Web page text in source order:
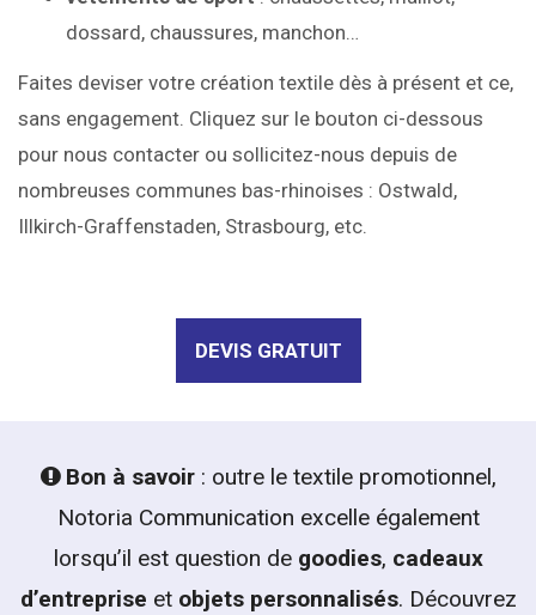
dossard, chaussures, manchon…
Faites deviser votre création textile dès à présent et ce,
sans engagement. Cliquez sur le bouton ci-dessous
pour nous contacter ou sollicitez-nous depuis de
nombreuses communes bas-rhinoises : Ostwald,
Illkirch-Graffenstaden, Strasbourg, etc.
DEVIS GRATUIT
Bon à savoir: outre le textile promotionnel,
Notoria Communication excelle également
lorsqu’il est question de goodies, cadeaux
d’entreprise et objets personnalisés. Découvrez